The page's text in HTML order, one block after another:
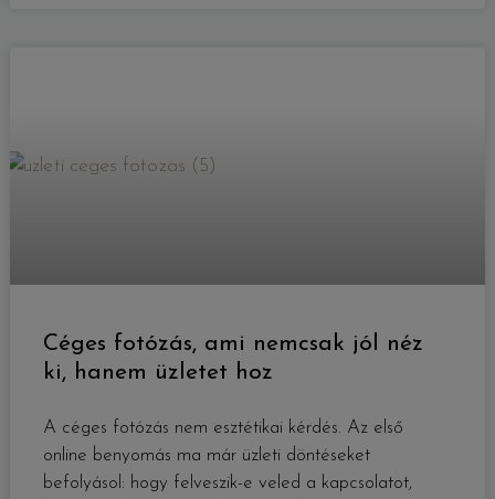
Céges fotózás, ami nemcsak jól néz
ki, hanem üzletet hoz
A céges fotózás nem esztétikai kérdés. Az első
online benyomás ma már üzleti döntéseket
befolyásol: hogy felveszik-e veled a kapcsolatot,